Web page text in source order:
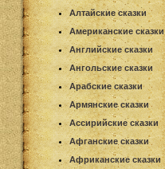
Алтайские сказки
Американские сказки
Английские сказки
Ангольские сказки
Арабские сказки
Армянские сказки
Ассирийские сказки
Афганские сказки
Африканские сказки